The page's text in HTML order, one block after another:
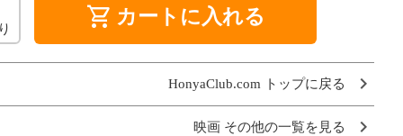
shopping_cart カートに入れる
HonyaClub.com トップに戻る
映画 その他の一覧を見る